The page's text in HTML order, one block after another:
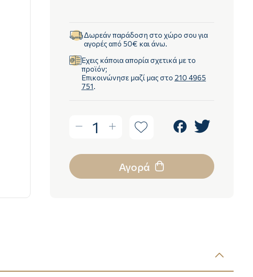
Δωρεάν παράδοση στο χώρο σου για
αγορές από 50€ και άνω.
Έχεις κάποια απορία σχετικά με το
προϊόν;
Επικοινώνησε μαζί μας στο 210 4965
751
1
Αγορά